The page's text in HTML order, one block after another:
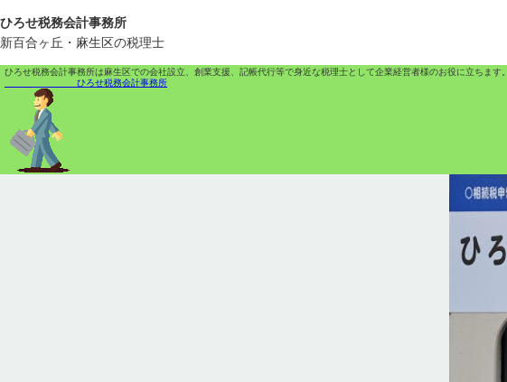
ひろせ税務会計事務所
新百合ヶ丘・麻生区の税理士
ひろせ税務会計事務所は麻生区での会社設立、創業支援、記帳代行等で身近な税理士として企業経営者様のお役に立ちます。
ひろせ税務会計事務所